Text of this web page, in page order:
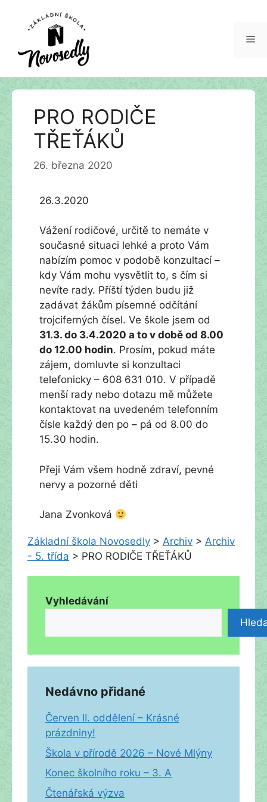
Přeskočit
PRO RODIČE
TŘEŤÁKŮ
26. března 2020
26.3.2020
Vážení rodičové, určitě to nemáte v
současné situaci lehké a proto Vám
nabízím pomoc v podobě konzultací –
kdy Vám mohu vysvětlit to, s čím si
nevíte rady. Příští týden budu již
zadávat žákům písemné odčítání
trojciferných čísel. Ve škole jsem od
31.3. do 3.4.2020 a to v době od 8.00
do 12.00 hodin. Prosím, pokud máte
zájem, domluvte si konzultaci
telefonicky – 608 631 010. V případě
menší rady nebo dotazu mě můžete
kontaktovat na uvedeném telefonním
čísle každý den po – pá od 8.00 do
15.30 hodin.
Přeji Vám všem hodně zdraví, pevné
nervy a pozorné děti
Jana Zvonková
Základní škola Novosedly > Archiv > Archiv
- 5. třída > PRO RODIČE TŘEŤÁKŮ
Vyhledávání
Nedávno přidané
Červen II. oddělení – Krásné
prázdniny!
Škola v přírodě 2026 – Nové Mlýny
Konec školního roku – 3. A
Čtenářská výzva